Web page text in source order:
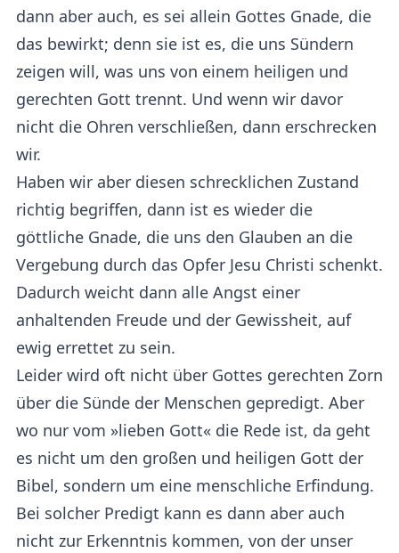
dann aber auch, es sei allein Gottes Gnade, die
das bewirkt; denn sie ist es, die uns Sündern
zeigen will, was uns von einem heiligen und
gerechten Gott trennt. Und wenn wir davor
nicht die Ohren verschließen, dann erschrecken
wir.
Haben wir aber diesen schrecklichen Zustand
richtig begriffen, dann ist es wieder die
göttliche Gnade, die uns den Glauben an die
Vergebung durch das Opfer Jesu Christi schenkt.
Dadurch weicht dann alle Angst einer
anhaltenden Freude und der Gewissheit, auf
ewig errettet zu sein.
Leider wird oft nicht über Gottes gerechten Zorn
über die Sünde der Menschen gepredigt. Aber
wo nur vom »lieben Gott« die Rede ist, da geht
es nicht um den großen und heiligen Gott der
Bibel, sondern um eine menschliche Erfindung.
Bei solcher Predigt kann es dann aber auch
nicht zur Erkenntnis kommen, von der unser